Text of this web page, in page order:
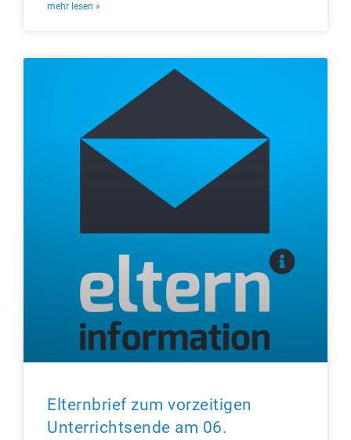
mehr lesen »
Elternbrief zum vorzeitigen
Unterrichtsende am 06.